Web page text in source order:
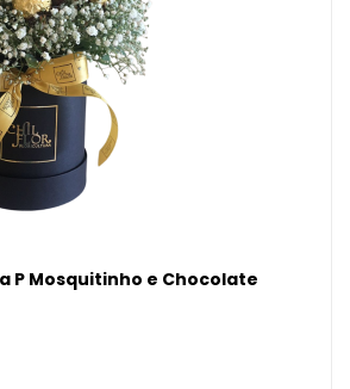
P Mosquitinho e Chocolate